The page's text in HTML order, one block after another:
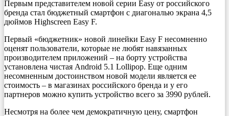
Первым представителем новой серии Easy от российского
бренда стал бюджетный смартфон с диагональю экрана 4,5
дюймов Highscreen Easy F.
Первый «бюджетник» новой линейки Easy F несомненно
оценят пользователи, которые не любят навязанных
производителем приложений – на борту устройства
установлена чистая Android 5.1 Lollipop. Еще одним
несомненным достоинством новой модели является ее
стоимость – в магазинах российского бренда и у его
партнеров можно купить устройство всего за 3990 рублей.
Несмотря на более чем демократичную цену, смартфон